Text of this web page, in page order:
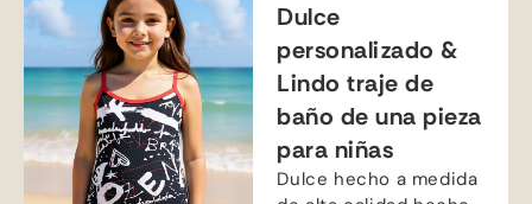
Dulce
personalizado &
Lindo traje de
baño de una pieza
para niñas
Dulce hecho a medida